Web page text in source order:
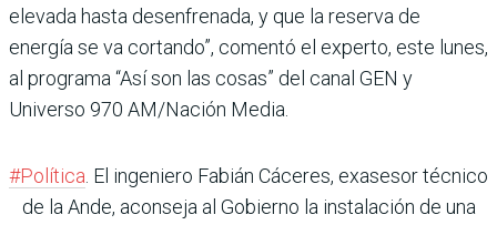
elevada hasta desenfrenada, y que la reserva de
energía se va cortando”, comentó el experto, este lunes,
al programa “Así son las cosas” del canal GEN y
Universo 970 AM/Nación Media.
#Política. El ingeniero Fabián Cáceres, exasesor técnico
de la Ande, aconseja al Gobierno la instalación de una